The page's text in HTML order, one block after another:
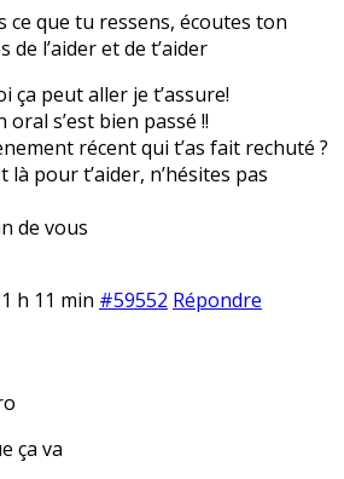
ce que tu ressens, écoutes ton
de l’aider et de t’aider
ça peut aller je t’assure!
oral s’est bien passé !!
récent qui t’as fait rechuté ?
là pour t’aider, n’hésites pas
de vous
h 11 min #59552 Répondre
ça va